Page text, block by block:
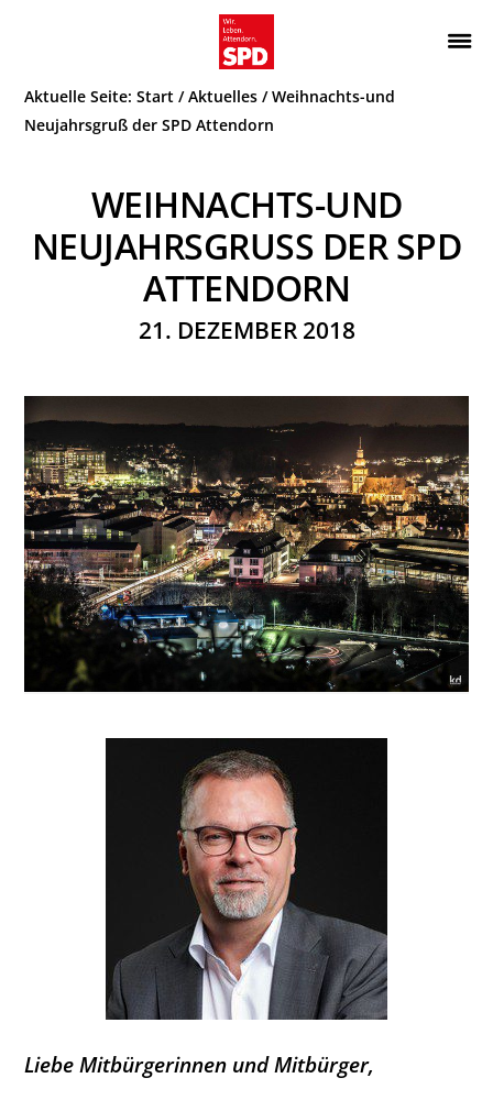
springen
springen
SPD
Leben.
Attendorn.
Aktuelle Seite:Start / Aktuelles /Weihnachts-und
Neujahrsgruß der SPD Attendorn
WEIHNACHTS-UND
NEUJAHRSGRUSS DER SPD A
TTENDORN
21. DEZEMBER 2018
Liebe Mitbürgerinnen und Mitbürger,